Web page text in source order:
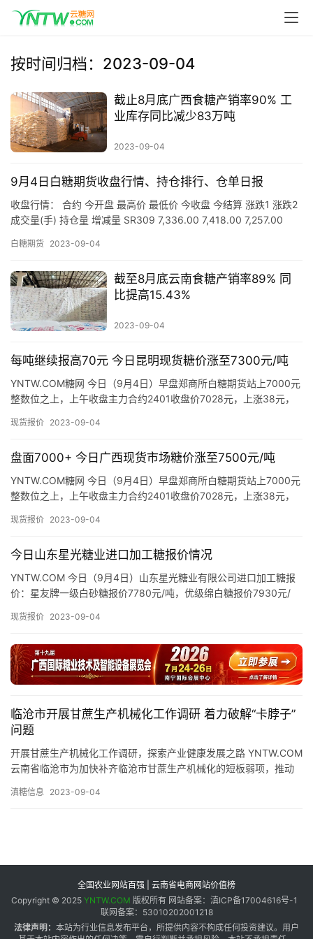
页
云
网
公
众
号
现
货
报
专
题
地
区
频
道
产
业
产
销
储
按时间归档：2023-09-04
截止8月底广西食糖产销率90% 工
业库存同比减少83万吨
2023-09-04
9月4日白糖期货收盘行情、持仓排行、仓单日报
收盘行情： 合约 今开盘 最高价 最低价 今收盘 今结算 涨跌1 涨跌2
成交量(手) 持仓量 增减量 SR309 7,336.00 7,418.00 7,257.00
白糖期货 2023-09-04
截至8月底云南食糖产销率89% 同
比提高15.43%
2023-09-04
每吨继续报高70元 今日昆明现货糖价涨至7300元/吨
YNTW.COM糖网 今日（9月4日）早盘郑商所白糖期货站上7000元
整数位之上，上午收盘主力合约2401收盘价7028元，上涨38元，
现货报价 2023-09-04
盘面7000+ 今日广西现货市场糖价涨至7500元/吨
YNTW.COM糖网 今日（9月4日）早盘郑商所白糖期货站上7000元
整数位之上，上午收盘主力合约2401收盘价7028元，上涨38元，
现货报价 2023-09-04
今日山东星光糖业进口加工糖报价情况
YNTW.COM 今日（9月4日）山东星光糖业有限公司进口加工糖报
价：星友牌一级白砂糖报价7780元/吨，优级绵白糖报价7930元/
现货报价 2023-09-04
临沧市开展甘蔗生产机械化工作调研 着力破解“卡脖子”
问题
开展甘蔗生产机械化工作调研，探索产业健康发展之路 YNTW.COM
云南省临沧市为加快补齐临沧市甘蔗生产机械化的短板弱项，推动
滇糖信息 2023-09-04
全国农业网站百强 | 云南省电商网站价值榜
Copyright © 2025 YNTW.COM 版权所有 网站备案：滇ICP备17004616号-1
联网备案：53010202001218
法律声明： 本站为行业信息发布平台，所提供内容不构成任何投资建议。用户